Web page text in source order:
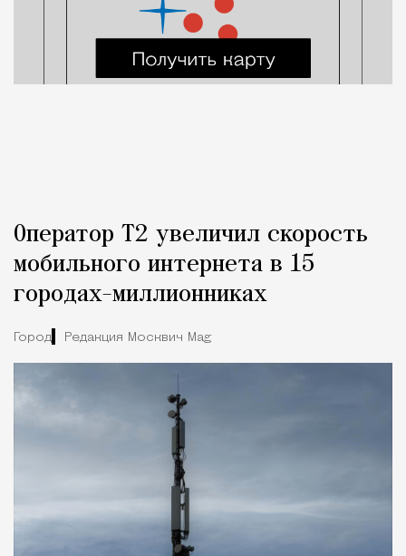
Оператор Т2 увеличил скорость
мобильного интернета в 15
городах-миллионниках
Город Редакция Москвич Mag